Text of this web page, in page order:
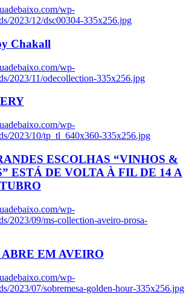
wp-
2023/12/dsc00304-335x256.jpg
Chakall
wp-
2023/11/odecollection-335x256.jpg
wp-
2023/10/tp_tl_640x360-335x256.jpg
ESCOLHAS “VINHOS &
ESTÁ DE VOLTA À FIL DE 14 A
wp-
2023/09/ms-collection-aveiro-prosa-
ABRE EM AVEIRO
wp-
2023/07/sobremesa-golden-hour-335x256.jpg